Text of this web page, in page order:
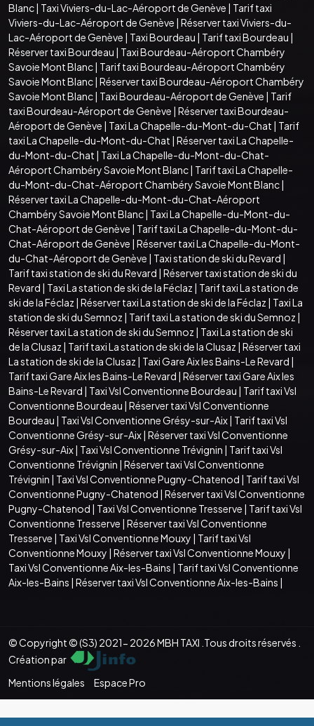
Blanc| Taxi Viviers-du-Lac-Aéroport de Genève | Tarif taxi
Viviers-du-Lac-Aéroport de Genève | Réserver taxi Viviers-du-
Lac-Aéroport de Genève | Taxi Bourdeau | Tarif taxi Bourdeau |
Réserver taxi Bourdeau | Taxi Bourdeau-Aéroport Chambéry
Savoie Mont Blanc| Tarif taxi Bourdeau-Aéroport Chambéry
Savoie Mont Blanc| Réserver taxi Bourdeau-Aéroport Chambéry
Savoie Mont Blanc| Taxi Bourdeau-Aéroport de Genève | Tarif
taxi Bourdeau-Aéroport de Genève | Réserver taxi Bourdeau-
Aéroport de Genève | Taxi La Chapelle-du-Mont-du-Chat | Tarif
taxi La Chapelle-du-Mont-du-Chat | Réserver taxi La Chapelle-
du-Mont-du-Chat | Taxi La Chapelle-du-Mont-du-Chat-
Aéroport Chambéry Savoie Mont Blanc| Tarif taxi La Chapelle-
du-Mont-du-Chat-Aéroport Chambéry Savoie Mont Blanc|
Réserver taxi La Chapelle-du-Mont-du-Chat-Aéroport
Chambéry Savoie Mont Blanc| Taxi La Chapelle-du-Mont-du-
Chat-Aéroport de Genève | Tarif taxi La Chapelle-du-Mont-du-
Chat-Aéroport de Genève | Réserver taxi La Chapelle-du-Mont-
du-Chat-Aéroport de Genève | Taxi station de ski du Revard |
Tarif taxi station de ski du Revard | Réserver taxi station de ski du
Revard | Taxi La station de ski de la Féclaz | Tarif taxi La station de
ski de la Féclaz | Réserver taxi La station de ski de la Féclaz | Taxi La
station de ski du Semnoz | Tarif taxi La station de ski du Semnoz |
Réserver taxi La station de ski du Semnoz | Taxi La station de ski
de la Clusaz | Tarif taxi La station de ski de la Clusaz | Réserver taxi
La station de ski de la Clusaz | Taxi Gare Aix les Bains-Le Revard |
Tarif taxi Gare Aix les Bains-Le Revard | Réserver taxi Gare Aix les
Bains-Le Revard | Taxi Vsl Conventionne Bourdeau | Tarif taxi Vsl
Conventionne Bourdeau | Réserver taxi Vsl Conventionne
Bourdeau | Taxi Vsl Conventionne Grésy-sur-Aix| Tarif taxi Vsl
Conventionne Grésy-sur-Aix| Réserver taxi Vsl Conventionne
Grésy-sur-Aix| Taxi Vsl Conventionne Trévignin | Tarif taxi Vsl
Conventionne Trévignin | Réserver taxi Vsl Conventionne
Trévignin | Taxi Vsl Conventionne Pugny-Chatenod | Tarif taxi Vsl
Conventionne Pugny-Chatenod | Réserver taxi Vsl Conventionne
Pugny-Chatenod | Taxi Vsl Conventionne Tresserve | Tarif taxi Vsl
Conventionne Tresserve | Réserver taxi Vsl Conventionne
Tresserve | Taxi Vsl Conventionne Mouxy | Tarif taxi Vsl
Conventionne Mouxy | Réserver taxi Vsl Conventionne Mouxy |
Taxi Vsl Conventionne Aix-les-Bains | Tarif taxi Vsl Conventionne
Aix-les-Bains | Réserver taxi Vsl Conventionne Aix-les-Bains |
© Copyright © (S3) 2021- 2026 MBH TAXI .Tous droits réservés .
Création par
Mentions légales
Espace Pro